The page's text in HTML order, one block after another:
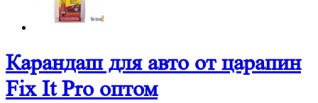
Карандаш для авто от царапин
Fix It Pro оптом